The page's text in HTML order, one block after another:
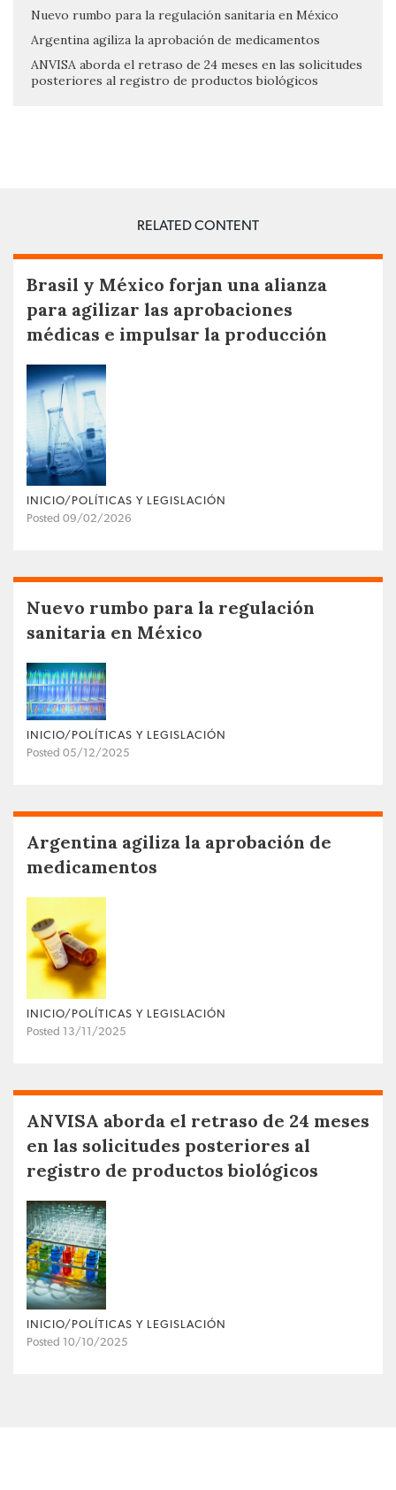
Nuevo rumbo para la regulación sanitaria en México
Argentina agiliza la aprobación de medicamentos
ANVISA aborda el retraso de 24 meses en las solicitudes
posteriores al registro de productos biológicos
RELATED CONTENT
Brasil y México forjan una alianza
para agilizar las aprobaciones
médicas e impulsar la producción
INICIO/POLÍTICAS Y LEGISLACIÓN
Posted 09/02/2026
Nuevo rumbo para la regulación
sanitaria en México
INICIO/POLÍTICAS Y LEGISLACIÓN
Posted 05/12/2025
Argentina agiliza la aprobación de
medicamentos
INICIO/POLÍTICAS Y LEGISLACIÓN
Posted 13/11/2025
ANVISA aborda el retraso de 24 meses
en las solicitudes posteriores al
registro de productos biológicos
INICIO/POLÍTICAS Y LEGISLACIÓN
Posted 10/10/2025